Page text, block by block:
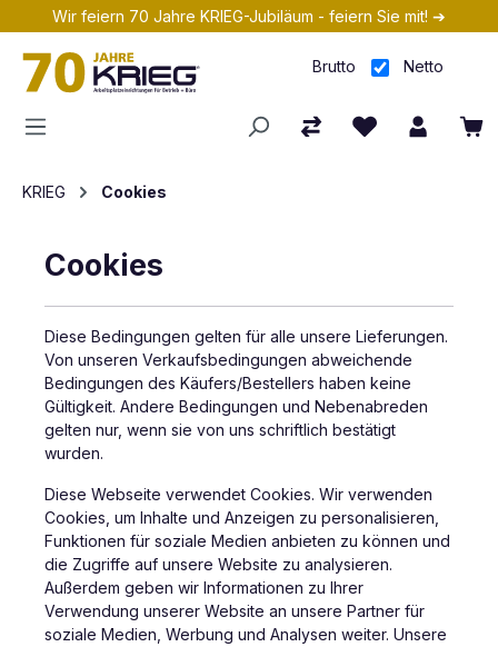
Zum Hauptinhalt springen
Wir feiern 70 Jahre KRIEG-Jubiläum - feiern Sie mit! ➔
Brutto Netto
KRIEG Cookies
Cookies
Diese Bedingungen gelten für alle unsere Lieferungen.
Von unseren Verkaufsbedingungen abweichende
Bedingungen des Käufers/Bestellers haben keine
Gültigkeit. Andere Bedingungen und Nebenabreden
gelten nur, wenn sie von uns schriftlich bestätigt
wurden.
Diese Webseite verwendet Cookies. Wir verwenden
Cookies, um Inhalte und Anzeigen zu personalisieren,
Funktionen für soziale Medien anbieten zu können und
die Zugriffe auf unsere Website zu analysieren.
Außerdem geben wir Informationen zu Ihrer
Verwendung unserer Website an unsere Partner für
soziale Medien, Werbung und Analysen weiter. Unsere